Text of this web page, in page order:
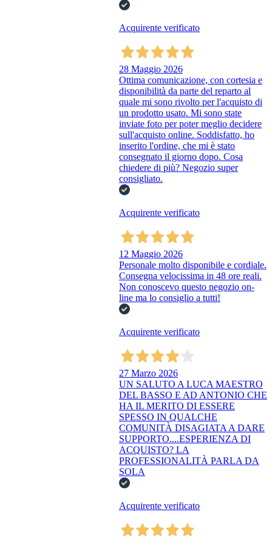
Acquirente verificato
28 Maggio 2026
Ottima comunicazione, con cortesia e
disponibilità da parte del reparto al
quale mi sono rivolto per l'acquisto di
un prodotto usato. Mi sono state
inviate foto per poter meglio decidere
sull'acquisto online. Soddisfatto, ho
inserito l'ordine, che mi è stato
consegnato il giorno dopo. Cosa
chiedere di più? Negozio super
consigliato.
Acquirente verificato
12 Maggio 2026
Personale molto disponibile e cordiale.
Consegna velocissima in 48 ore reali.
Non conoscevo questo negozio on-
line ma lo consiglio a tutti!
Acquirente verificato
27 Marzo 2026
UN SALUTO A LUCA MAESTRO
DEL BASSO E AD ANTONIO CHE
HA IL MERITO DI ESSERE
SPESSO IN QUALCHE
COMUNITÀ DISAGIATA A DARE
SUPPORTO....ESPERIENZA DI
ACQUISTO? LA
PROFESSIONALITÀ PARLA DA
SOLA
Acquirente verificato